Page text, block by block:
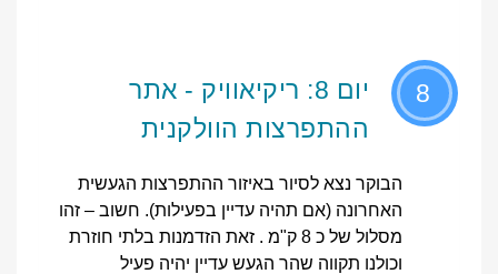
8
יום 8: ריקיאוויק - אתר
ההתפרצות הוולקנית
הבוקר נצא לסיור באיזור ההתפרצות הגעשית
האחרונה (אם תהיה עדיין בפעילות). חשוב – זהו
מסלול של כ 8 ק"מ . זאת הזדמנות בלתי חוזרת
וכולנו תקווה שהר הגעש עדיין יהיה פעיל